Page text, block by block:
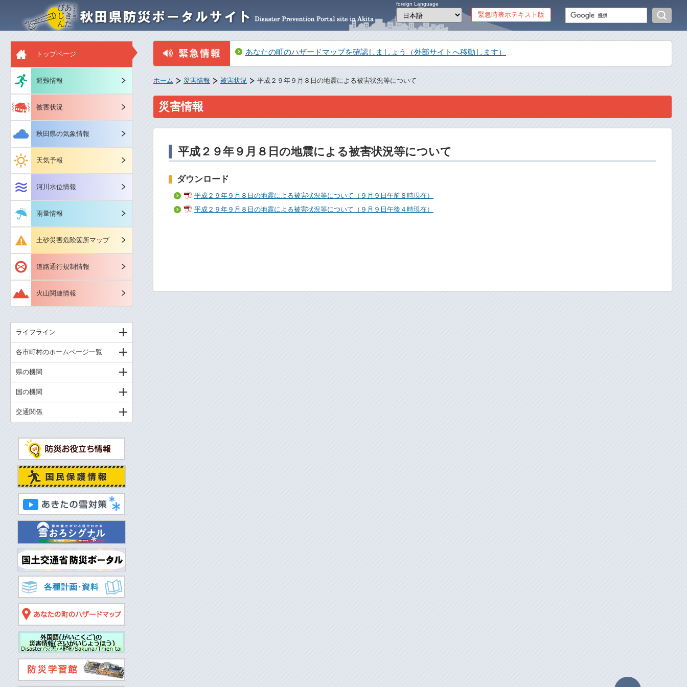
foreign Language
緊急時表示テキスト版
あなたの町のハザードマップを確認しましょう（外部サイトへ移動します）
ホーム 災害情報 被害状況 平成２９年９月８日の地震による被害状況等について
災害情報
平成２９年９月８日の地震による被害状況等について
ダウンロード
平成２９年９月８日の地震による被害状況等について（９月９日午前８時現在）
平成２９年９月８日の地震による被害状況等について（９月９日午後４時現在）
トップページ
避難情報
被害状況
秋田県の気象情報
天気予報
河川水位情報
雨量情報
土砂災害危険箇所マップ
道路通行規制情報
火山関連情報
ライフライン
各市町村のホームページ一覧
県の機関
国の機関
交通関係